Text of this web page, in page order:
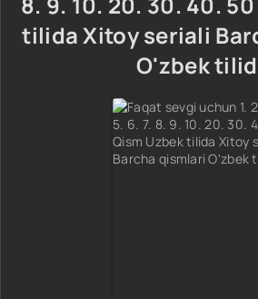
tilida Xitoy seriali
O'zbek